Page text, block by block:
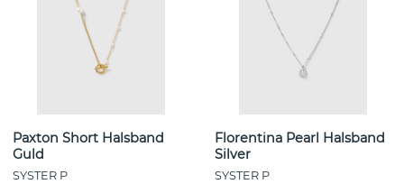
Paxton Short Halsband
Guld
SYSTER P
Florentina Pearl Halsband
Silver
SYSTER P